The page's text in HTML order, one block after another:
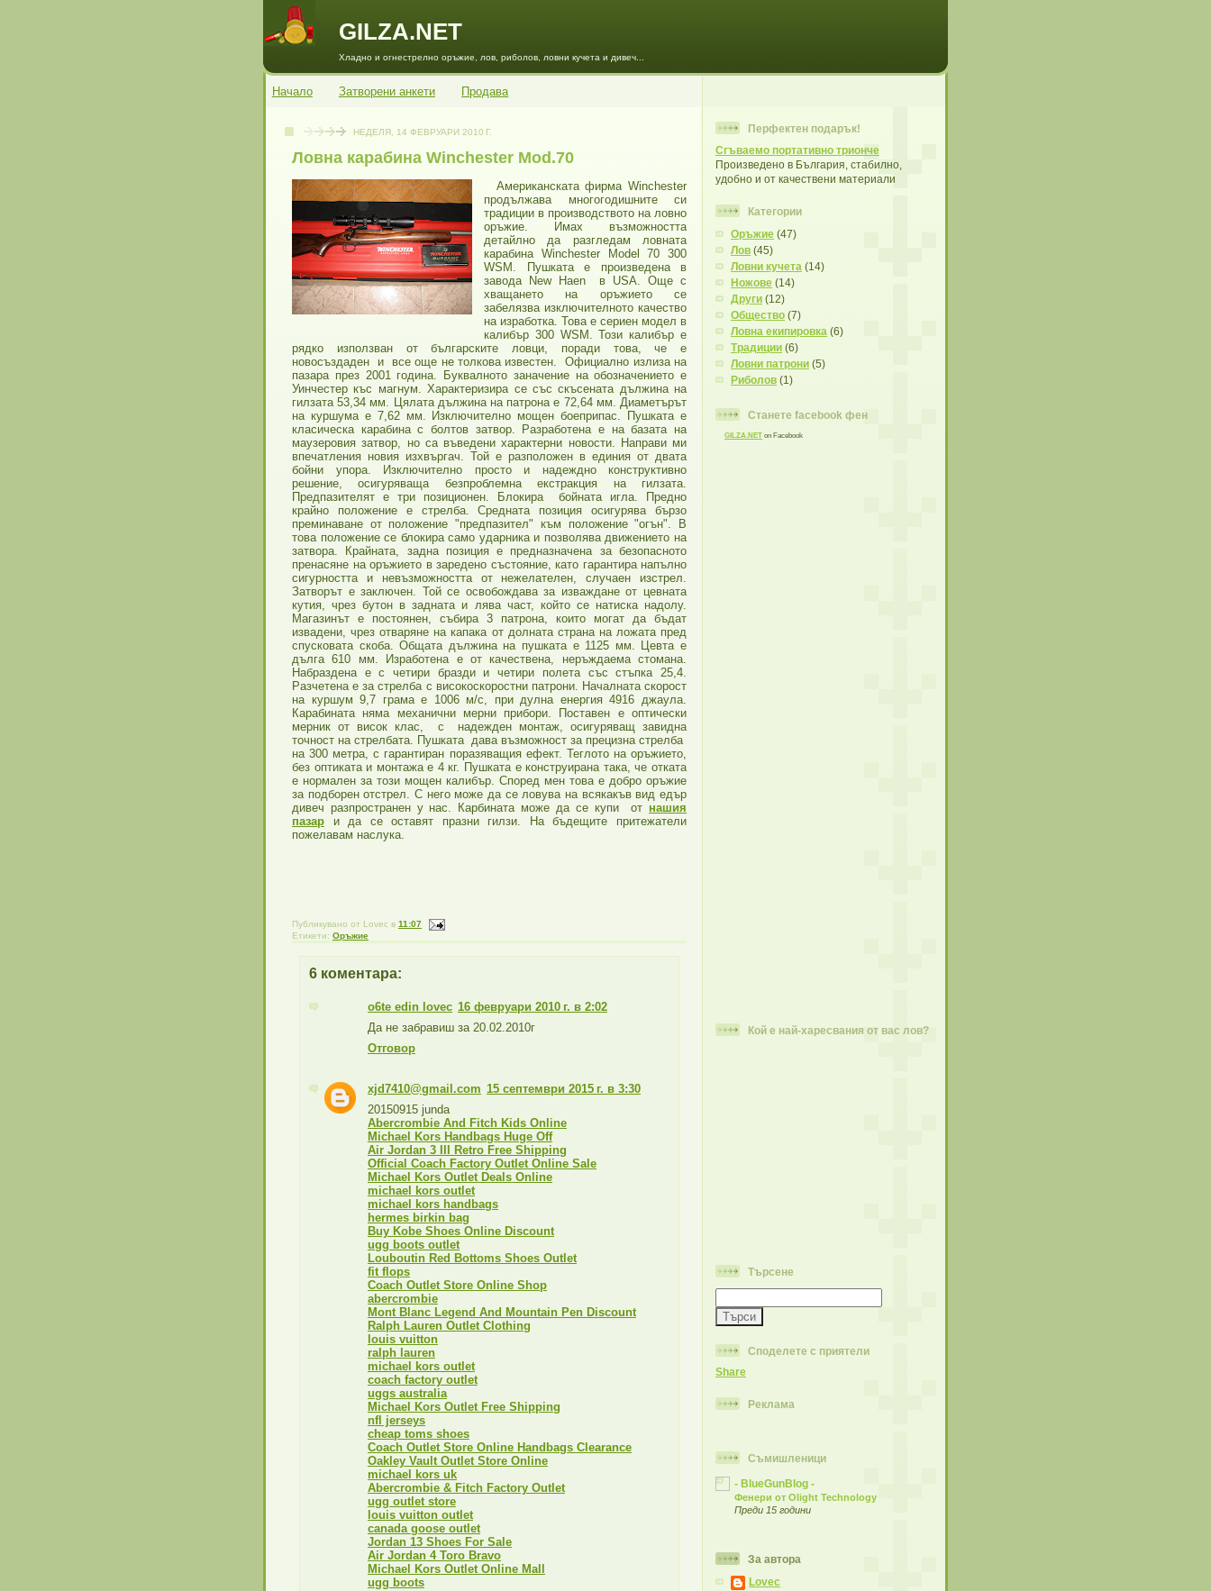
GILZA.NET
Хладно и огнестрелно оръжие, лов, риболов, ловни кучета и дивеч...
Начало Затворени анкети Продава
НЕДЕЛЯ, 14 ФЕВРУАРИ 2010 Г.
Ловна карабина Winchester Mod.70
Американската фирма Winchester
продължава многогодишните си
традиции в производството на ловно
оръжие. Имах възможността
детайлно да разгледам ловната
карабина Winchester Model 70 300
WSM. Пушката е произведена в
завода New Haen в USA. Още с
хващането на оръжието се
забелязва изключителното качество
на изработка. Това е сериен модел в
калибър 300 WSM. Този калибър е
рядко използван от българските ловци, поради това, че е
новосъздаден и все още не толкова известен. Официално излиза на
пазара през 2001 година. Буквалното заначение на обозначението е
Уинчестер къс магнум. Характеризира се със скъсената дължина на
гилзата 53,34 мм. Цялата дължина на патрона е 72,64 мм. Диаметърът
на куршума е 7,62 мм. Изключително мощен боеприпас. Пушката е
класическа карабина с болтов затвор. Разработена е на базата на
маузеровия затвор, но са въведени характерни новости. Направи ми
впечатления новия изхвъргач. Той е разположен в единия от двата
бойни упора. Изключително просто и надеждно конструктивно
решение, осигуряваща безпроблемна екстракция на гилзата.
Предпазителят е три позиционен. Блокира бойната игла. Предно
крайно положение е стрелба. Средната позиция осигурява бързо
прeминаване от положение "предпазител" към положение "огън". В
това положение се блокира само ударника и позволява движението на
затвора. Крайната, задна позиция e предназначена за безопасното
пренасяне на оръжието в заредено състояние, като гарантира напълно
сигурността и невъзможността от нежелателен, случаен изстрел.
Затворът е заключен. Той се освобождава за изваждане от цевната
кутия, чрез бутон в задната и лява част, който се натиска надолу.
Магазинът е постоянен, събира 3 патрона, които могат да бъдат
извадени, чрез отваряне на капака от долната страна на ложата пред
спусковата скоба. Общата дължина на пушката е 1125 мм. Цевта е
дълга 610 мм. Изработена е от качествена, неръждаема стомана.
Набраздена е с четири бразди и четири полета със стъпка 25,4.
Разчетена е за стрелба с високоскоростни патрони. Началната скорост
на куршум 9,7 грама е 1006 м/с, при дулна енергия 4916 джаула.
Карабината няма механични мерни прибори. Поставен е оптически
мерник от висок клас, с надежден монтаж, осигуряващ завидна
точност на стрелбата. Пушката дава възможност за прецизна стрелба
на 300 метра, с гарантиран поразяващия ефект. Теглото на оръжието,
без оптиката и монтажа е 4 кг. Пушката е конструирана така, че отката
е нормален за този мощен калибър. Според мен това е добро оръжие
за подборен отстрел. С него може да се ловува на всякакъв вид едър
дивеч разпространен у нас. Карбината може да се купи от нашия
пазар и да се оставят празни гилзи. На бъдещите притежатели
пожелавам наслука.
Публикувано от Lovec в 11:07
Етикети: Оръжие
6 коментара:
o6te edin lovec 16 февруари 2010 г. в 2:02
Да не забравиш за 20.02.2010г
Отговор
xjd7410@gmail.com 15 септември 2015 г. в 3:30
20150915 junda
Abercrombie And Fitch Kids Online
Michael Kors Handbags Huge Off
Air Jordan 3 III Retro Free Shipping
Official Coach Factory Outlet Online Sale
Michael Kors Outlet Deals Online
michael kors outlet
michael kors handbags
hermes birkin bag
Buy Kobe Shoes Online Discount
ugg boots outlet
Louboutin Red Bottoms Shoes Outlet
fit flops
Coach Outlet Store Online Shop
abercrombie
Mont Blanc Legend And Mountain Pen Discount
Ralph Lauren Outlet Clothing
louis vuitton
ralph lauren
michael kors outlet
coach factory outlet
uggs australia
Michael Kors Outlet Free Shipping
nfl jerseys
cheap toms shoes
Coach Outlet Store Online Handbags Clearance
Oakley Vault Outlet Store Online
michael kors uk
Abercrombie & Fitch Factory Outlet
ugg outlet store
louis vuitton outlet
canada goose outlet
Jordan 13 Shoes For Sale
Air Jordan 4 Toro Bravo
Michael Kors Outlet Online Mall
ugg boots
Перфектен подарък!
Сгъваемо портативно трионче
Произведено в България, стабилно,
удобно и от качествени материали
Категории
Оръжие (47)
Лов (45)
Ловни кучета (14)
Ножове (14)
Други (12)
Общество (7)
Ловна екипировка (6)
Традиции (6)
Ловни патрони (5)
Риболов (1)
Станете facebook фен
GILZA.NET on Facebook
Кой е най-харесвания от вас лов?
Търсене
Споделете с приятели
Share
Реклама
Съмишленици
- BlueGunBlog -
Фенери от Olight Technology
Преди 15 години
За автора
Lovec